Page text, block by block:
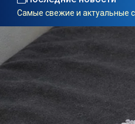
Самые свежие и актуальные